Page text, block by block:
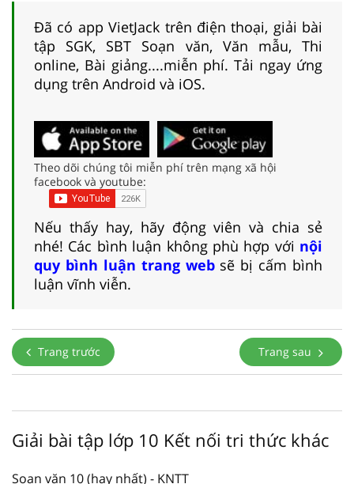
Đã có app VietJack trên điện thoại, giải bài
tập SGK, SBT Soạn văn, Văn mẫu, Thi
online, Bài giảng....miễn phí. Tải ngay ứng
dụng trên Android và iOS.
Theo dõi chúng tôi miễn phí trên mạng xã hội
facebook và youtube:
Nếu thấy hay, hãy động viên và chia sẻ
nhé! Các bình luận không phù hợp với nội
quy bình luận trang websẽ bị cấm bình
luận vĩnh viễn.
Trang trước Trang sau
Giải bài tập lớp 10 Kết nối tri thức khác
Soạn văn 10 (hay nhất) - KNTT